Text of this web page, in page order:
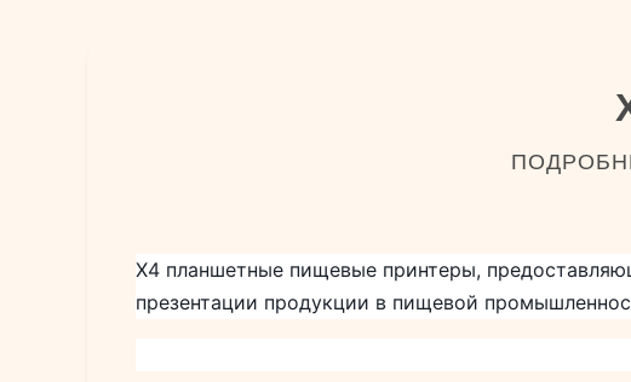
X4 планшетные пищевые принтеры,
презентации продукции в пищевой